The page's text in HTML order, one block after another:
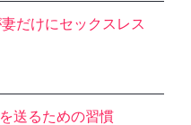
だけにセックスレス
送るための習慣